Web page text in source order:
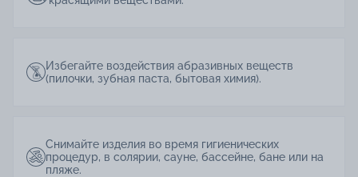
Избегайте воздействия абразивных веществ
(пилочки, зубная паста, бытовая химия).
Снимайте изделия во время гигиенических
процедур, в солярии, сауне, бассейне, бане или на
пляже.